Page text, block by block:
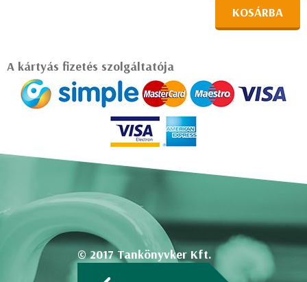
KOSÁRBA
A kártyás fizetés szolgáltatója
© 2017 Tankönyvker Kft.